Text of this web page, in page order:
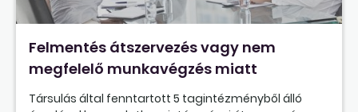
Felmentés átszervezés vagy nem
megfelelő munkavégzés miatt
Társulás által fenntartott 5 tagintézményből álló